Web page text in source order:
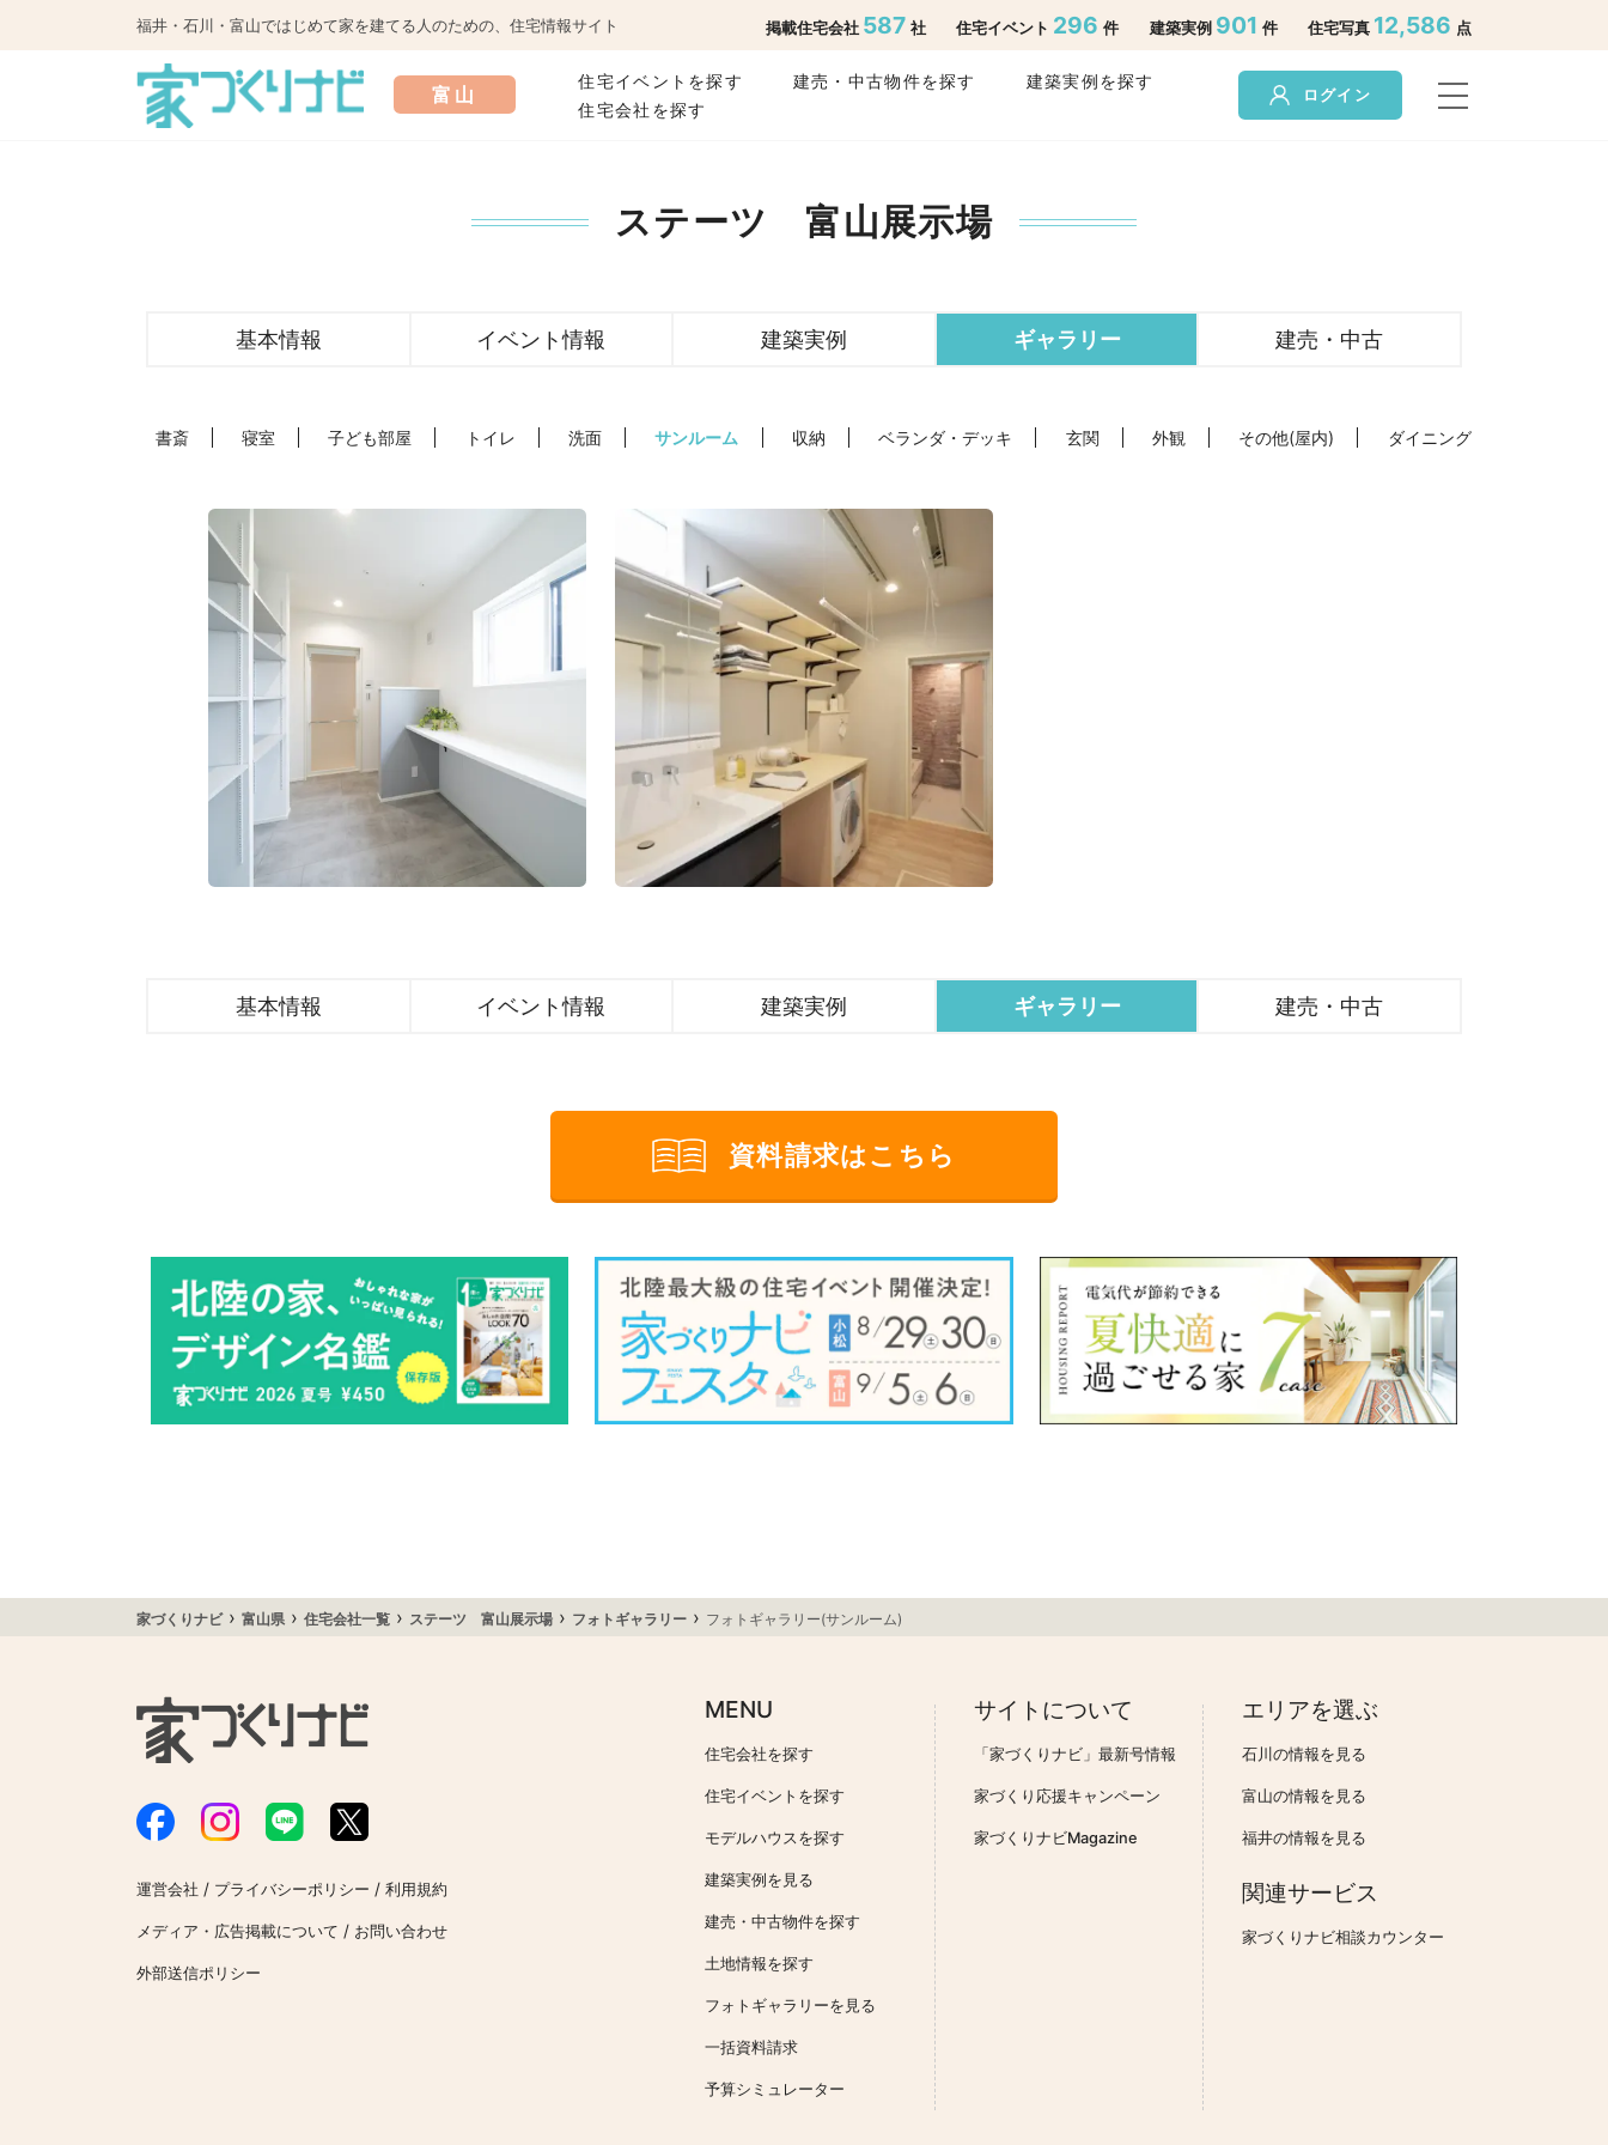
福井・石川・富山ではじめて家を建てる人のための、住宅情報サイト 掲載住宅会社 587 社 住宅イベント 296件 建築実例 901 件 住宅写真 12,586 点
富山
住宅イベントを探す 建売・中古物件を探す
建築実例を探す
住宅会社を探す
ログイン
ステーツ 富山展示場
基本情報 イベント情報 建築実例 ギャラリー 建売・中古
書斎 寝室 子ども部屋 トイレ 洗面 サンルーム 収納 ベランダ・デッキ 玄関 外観 その他(屋内) ダイニング
基本情報 イベント情報 建築実例 ギャラリー 建売・中古
資料請求はこちら
家づくりナビ› 富山県 › 住宅会社一覧 › ステーツ 富山展示場 › フォトギャラリー › フォトギャラリー(サンルーム)
運営会社 / プライバシーポリシー / 利用規約
メディア・広告掲載について / お問い合わせ
外部送信ポリシー
MENU
住宅会社を探す
住宅イベントを探す
モデルハウスを探す
建築実例を見る
建売・中古物件を探す
土地情報を探す
フォトギャラリーを見る
一括資料請求
予算シミュレーター
サイトについて
「家づくりナビ」最新号情報
家づくり応援キャンペーン
家づくりナビMagazine
エリアを選ぶ
石川の情報を見る
富山の情報を見る
福井の情報を見る
関連サービス
家づくりナビ相談カウンター